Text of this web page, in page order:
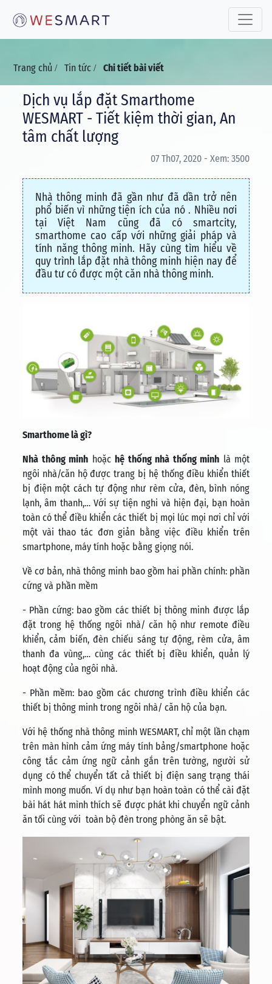
Trang chủ / Tin tức / Chi tiết bài viết
Dịch vụ lắp đặt Smarthome
WESMART - Tiết kiệm thời gian, An
tâm chất lượng
07 Th07, 2020 - Xem: 3500
Nhà thông minh đã gần như đã dần trở nên
phổ biến vì những tiện ích của nó . Nhiều nơi
tại Việt Nam cũng đã có smartcity,
smarthome cao cấp với những giải pháp và
tính năng thông minh. Hãy cùng tìm hiểu về
quy trình lắp đặt nhà thông minh hiện nay để
đầu tư có được một căn nhà thông minh.
Smarthome là gì?
Nhà thông minh hoặc hệ thống nhà thống minh là một
ngôi nhà/căn hộ được trang bị hệ thống điều khiển thiết
bị điện một cách tự động như rèm cửa, đèn, bình nóng
lạnh, âm thanh,… Với sự tiện nghi và hiện đại, bạn hoàn
toàn có thể điều khiển các thiết bị mọi lúc mọi nơi chỉ với
một vài thao tác đơn giản bằng việc điều khiển trên
smartphone, máy tính hoặc bằng giọng nói.
Về cơ bản, nhà thông minh bao gồm hai phần chính: phần
cứng và phần mềm
- Phần cứng: bao gồm các thiết bị thông minh được lắp
đặt trong hệ thống ngôi nhà/ căn hộ như remote điều
khiển, cảm biến, đèn chiếu sáng tự động, rèm cửa, âm
thanh đa vùng,… cùng các thiết bị điều khiển, quản lý
hoạt động của ngôi nhà.
- Phần mềm: bao gồm các chương trình điều khiển các
thiết bị thông minh trong ngôi nhà/ căn hộ của bạn.
Với hệ thống nhà thông minh WESMART, chỉ một lần chạm
trên màn hình cảm ứng máy tính bảng/smartphone hoặc
công tắc cảm ứng ngữ cảnh gắn trên tường, người sử
dụng có thể chuyển tất cả thiết bị điện sang trạng thái
mình mong muốn. Ví dụ như bạn hoàn toàn có thể cài đặt
bài hát hát mình thích sẽ được phát khi chuyển ngữ cảnh
ăn tối cùng với toàn bộ đèn trong phòng ăn sẽ bật.